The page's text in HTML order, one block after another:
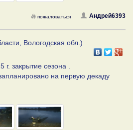
Андрей6393
пожаловаться
Вологодская обл.)
закрытие сезона .
на первую декаду